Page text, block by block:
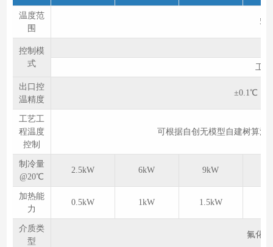
温度范
围
5℃
控制模
式
工
出口控
温精度
±0.1℃（
工艺工
程温度
控制
可根据自创无模型自建树算法
制冷量
@20℃
2.5kW 6kW 9kW
加热能
力
0.5kW 1kW 1.5kW
介质类
型
氟化